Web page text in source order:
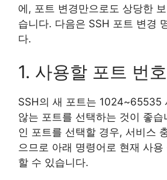
에, 포트 변경만으로도 상당한
습니다. 다음은 SSH 포트 변경
다.
1. 사용할 포트 번
SSH의 새 포트는 1024~65535
않는 포트를 선택하는 것이 좋
인 포트를 선택할 경우, 서비스
으므로 아래 명령어로 현재 사용
할 수 있습니다.